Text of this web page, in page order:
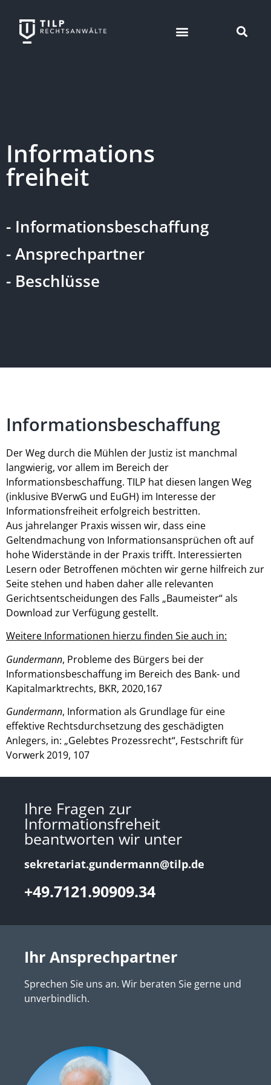
Informations
freiheit
- Informationsbeschaffung
- Ansprechpartner
- Beschlüsse
Ihre Fragen zur
Informationsfreheit
beantworten wir unter
sekretariat.gundermann@tilp.de
+49.7121.90909.34
Ihr Ansprechpartner
Sprechen Sie uns an. Wir beraten Sie gerne und
unverbindlich.
Informationsbeschaffung
Der Weg durch die Mühlen der Justiz ist manchmal
langwierig, vor allem im Bereich der
Informationsbeschaffung. TILP hat diesen langen Weg
(inklusive BVerwG und EuGH) im Interesse der
Informationsfreiheit erfolgreich bestritten.
Aus jahrelanger Praxis wissen wir, dass eine
Geltendmachung von Informationsansprüchen oft auf
hohe Widerstände in der Praxis trifft. Interessierten
Lesern oder Betroffenen möchten wir gerne hilfreich zur
Seite stehen und haben daher alle relevanten
Gerichtsentscheidungen des Falls „Baumeister“ als
Download zur Verfügung gestellt.
Weitere Informationen hierzu finden Sie auch in:
Gundermann, Probleme des Bürgers bei der
Informationsbeschaffung im Bereich des Bank- und
Kapitalmarktrechts, BKR, 2020,167
Gundermann, Information als Grundlage für eine
effektive Rechtsdurchsetzung des geschädigten
Anlegers, in: „Gelebtes Prozessrecht“, Festschrift für
Vorwerk 2019, 107